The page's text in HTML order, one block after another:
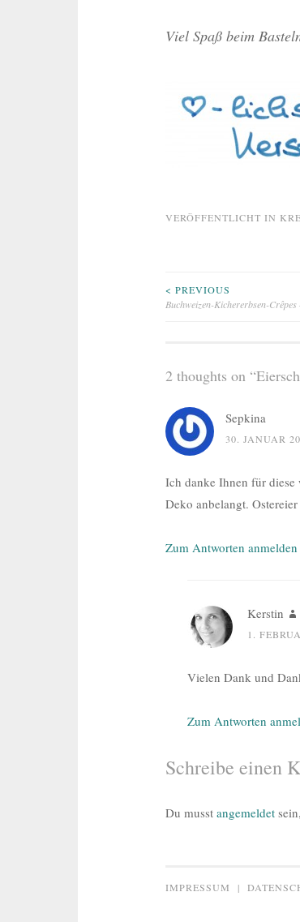
Viel Spaß beim
VERÖFFENTLICHT IN
< PREVIOUS
Buchweizen-Kichererbsen-Crêpes
2 thoughts on “
Sepkina
30. JANUAR
Ich danke Ihnen für diese
Deko anbelangt.
Zum Antworten anmelden
Kerstin
1.
Vielen Dank und
Zum Antworten
Schreibe einen
Du musst angemeldet
IMPRESSUM |